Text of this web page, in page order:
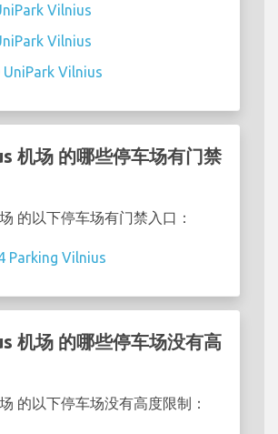
Vilnius
Vilnius
UniPark Vilnius
机场 的哪些停车场有门禁
的以下停车场有门禁入口：
Parking Vilnius
机场 的哪些停车场没有高
的以下停车场没有高度限制：